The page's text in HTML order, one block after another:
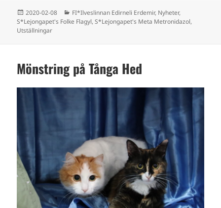
Postat
2020-02-08 Kategorier
FI*Ilveslinnan Edirneli Erdemir, Nyheter,
S*Lejongapet's Folke Flagyl,S*Lejongapet's Meta Metronidazol,
Utställningar
Mönstring på Tånga Hed